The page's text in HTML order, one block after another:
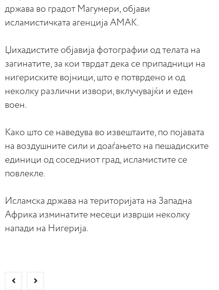
држава во градот Магумери, објави
исламистичката агенција АМАК.
Џихадистите објавија фотографии од телата на
загинатите, за кои тврдат дека се припадници на
нигериските војници, што е потврдено и од
неколку различни извори, вклучувајќи и еден
воен.
Како што се наведува во извештаите, по појавата
на воздушните сили и доаѓањето на пешадиските
единици од соседниот град, исламистите се
повлекле.
Исламска држава на територијата на Западна
Африка изминатите месеци изврши неколку
напади на Нигерија.